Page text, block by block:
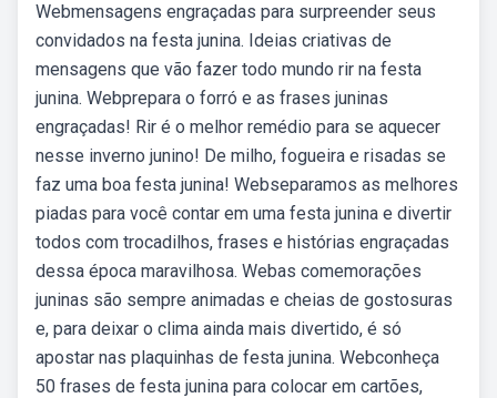
Webmensagens engraçadas para surpreender seus
convidados na festa junina. Ideias criativas de
mensagens que vão fazer todo mundo rir na festa
junina. Webprepara o forró e as frases juninas
engraçadas! Rir é o melhor remédio para se aquecer
nesse inverno junino! De milho, fogueira e risadas se
faz uma boa festa junina! Webseparamos as melhores
piadas para você contar em uma festa junina e divertir
todos com trocadilhos, frases e histórias engraçadas
dessa época maravilhosa. Webas comemorações
juninas são sempre animadas e cheias de gostosuras
e, para deixar o clima ainda mais divertido, é só
apostar nas plaquinhas de festa junina. Webconheça
50 frases de festa junina para colocar em cartões,